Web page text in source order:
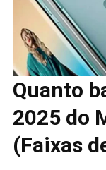
Quanto
2025 do
(Faixas